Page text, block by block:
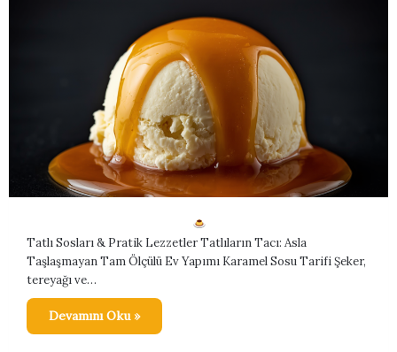
Tatlı Sosları & Pratik Lezzetler Tatlıların Tacı: Asla
Taşlaşmayan Tam Ölçülü Ev Yapımı Karamel Sosu Tarifi Şeker,
tereyağı ve…
Devamını Oku »